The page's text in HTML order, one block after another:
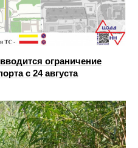
ограничение
с 24 августа